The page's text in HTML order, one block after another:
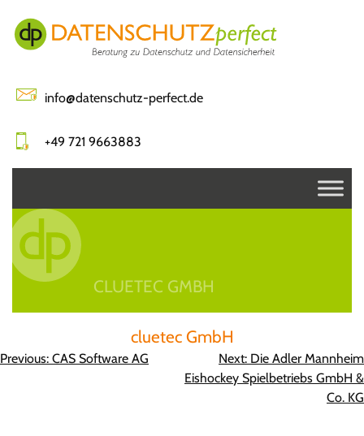
content
info@datenschutz-perfect.de
+49 721 9663883
CLUETEC GMBH
cluetec GmbH
Beitragsnavigation
Previous: CAS Software AG Next: Die Adler Mannheim
Eishockey Spielbetriebs GmbH &
Co. KG